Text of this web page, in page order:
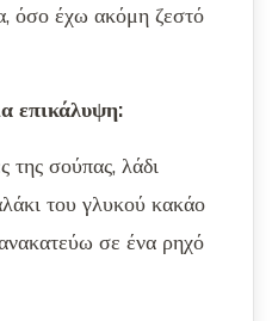
όσο έχω ακόμη ζεστό
επικάλυψη:
της σούπας, λάδι
του γλυκού κακάο
σε ένα ρηχό